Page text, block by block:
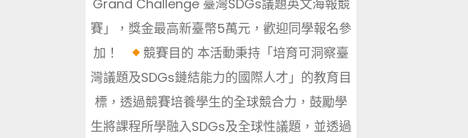
Grand Challenge 臺灣SDGs議題英文海報競
賽」，獎金最高新臺幣5萬元，歡迎同學報名參
加！
競賽目的 本活動秉持「培育可洞察臺
灣議題及SDGs鏈結能力的國際人才」的教育目
標，透過競賽培養學生的全球競合力，鼓勵學
生將課程所學融入SDGs及全球性議題，並透過